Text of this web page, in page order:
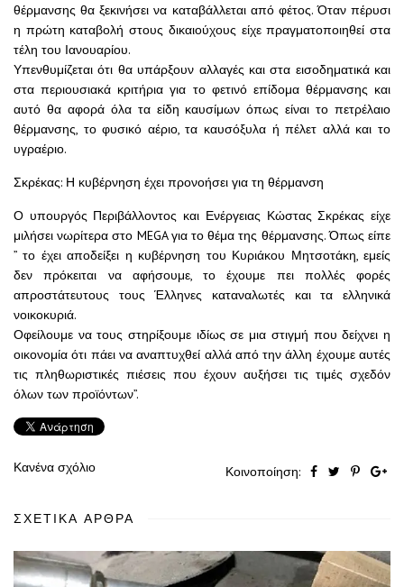
θέρμανσης θα ξεκινήσει να καταβάλλεται από φέτος. Όταν πέρυσι
η πρώτη καταβολή στους δικαιούχους είχε πραγματοποιηθεί στα
τέλη του Ιανουαρίου.
Υπενθυμίζεται ότι θα υπάρξουν αλλαγές και στα εισοδηματικά και
στα περιουσιακά κριτήρια για το φετινό επίδομα θέρμανσης και
αυτό θα αφορά όλα τα είδη καυσίμων όπως είναι το πετρέλαιο
θέρμανσης, το φυσικό αέριο, τα καυσόξυλα ή πέλετ αλλά και το
υγραέριο.
Σκρέκας: Η κυβέρνηση έχει προνοήσει για τη θέρμανση
Ο υπουργός Περιβάλλοντος και Ενέργειας Κώστας Σκρέκας είχε
μιλήσει νωρίτερα στο MEGA για το θέμα της θέρμανσης. Όπως είπε
” το έχει αποδείξει η κυβέρνηση του Κυριάκου Μητσοτάκη, εμείς
δεν πρόκειται να αφήσουμε, το έχουμε πει πολλές φορές
απροστάτευτους τους Έλληνες καταναλωτές και τα ελληνικά
νοικοκυριά.
Οφείλουμε να τους στηρίξουμε ιδίως σε μια στιγμή που δείχνει η
οικονομία ότι πάει να αναπτυχθεί αλλά από την άλλη έχουμε αυτές
τις πληθωριστικές πιέσεις που έχουν αυξήσει τις τιμές σχεδόν
όλων των προϊόντων”.
Κανένα σχόλιο Κοινοποίηση:
ΣΧΕΤΙΚΆ ΆΡΘΡΑ